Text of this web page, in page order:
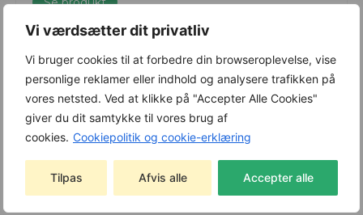
Vi værdsætter dit privatliv
Vi bruger cookies til at forbedre din browseroplevelse, vise
personlige reklamer eller indhold og analysere trafikken på
vores netsted. Ved at klikke på "Accepter Alle Cookies"
giver du dit samtykke til vores brug af
cookies. Cookiepolitik og cookie-erklæring
Tilpas Afvis alle Accepter alle